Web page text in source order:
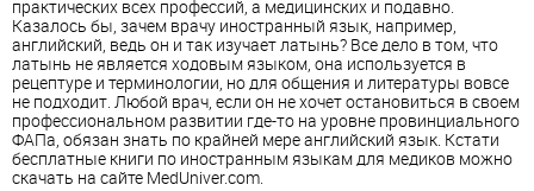
практических всех профессий, а медицинских и подавно.
Казалось бы, зачем врачу иностранный язык, например,
английский, ведь он и так изучает латынь? Все дело в том, что
латынь не является ходовым языком, она используется в
рецептуре и терминологии, но для общения и литературы вовсе
не подходит. Любой врач, если он не хочет остановиться в своем
профессиональном развитии где-то на уровне провинциального
ФАПа, обязан знать по крайней мере английский язык. Кстати
бесплатные книги по иностранным языкам для медиков можно
скачать на сайте MedUniver.com.